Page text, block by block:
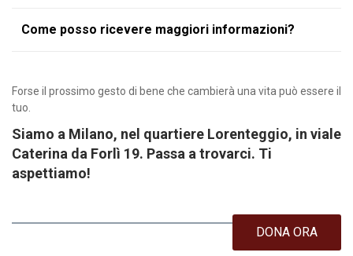
Come posso ricevere maggiori informazioni?
Forse il prossimo gesto di bene che cambierà una vita può essere il
tuo.
Siamo a Milano, nel quartiere Lorenteggio, in viale
Caterina da Forlì 19. Passa a trovarci. Ti
aspettiamo!
DONA ORA